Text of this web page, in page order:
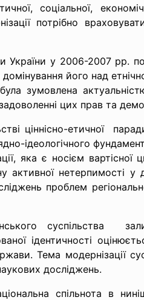
соціальної,
потрібно
у 2006-2007 рр.
домінування його над
зумовлена
цих прав та
ціннісно-етичної
ідеологічного
яка є носієм вартісної
активної нетерпимості у
проблем
суспільства
ідентичності
Тема модернізації
досліджень.
спільнота в